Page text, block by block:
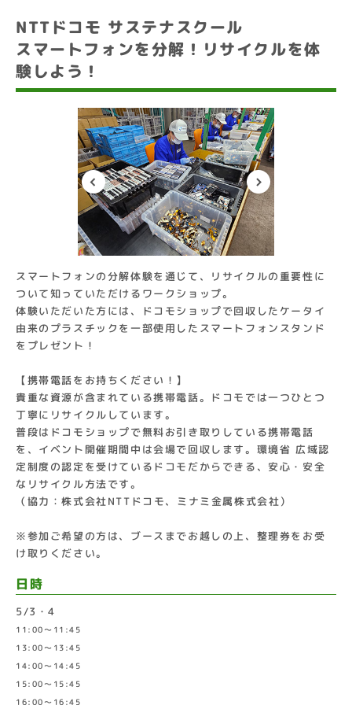
NTTドコモ サステナスクール
スマートフォンを分解！リサイクルを体
験しよう！
スマートフォンの分解体験を通じて、リサイクルの重要性に
ついて知っていただけるワークショップ。
体験いただいた方には、ドコモショップで回収したケータイ
由来のプラスチックを一部使用したスマートフォンスタンド
をプレゼント！
【携帯電話をお持ちください！】
貴重な資源が含まれている携帯電話。ドコモでは一つひとつ
丁寧にリサイクルしています。
普段はドコモショップで無料お引き取りしている携帯電話
を、イベント開催期間中は会場で回収します。環境省 広域認
定制度の認定を受けているドコモだからできる、安心・安全
なリサイクル方法です。
（協力：株式会社NTTドコモ、ミナミ金属株式会社）
※参加ご希望の方は、ブースまでお越しの上、整理券をお受
け取りください。
日時
5/3・4
11:00～11:45
13:00～13:45
14:00～14:45
15:00～15:45
16:00～16:45